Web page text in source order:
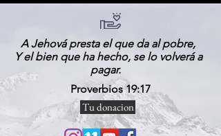
A Jehová presta el que da al pobre,
Y el bien que ha hecho, se lo volverá a
pagar.
Proverbios 19:17
Tu donacion